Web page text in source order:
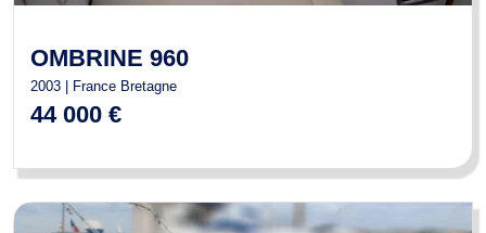
OMBRINE 960
2003 | France Bretagne
44 000 €